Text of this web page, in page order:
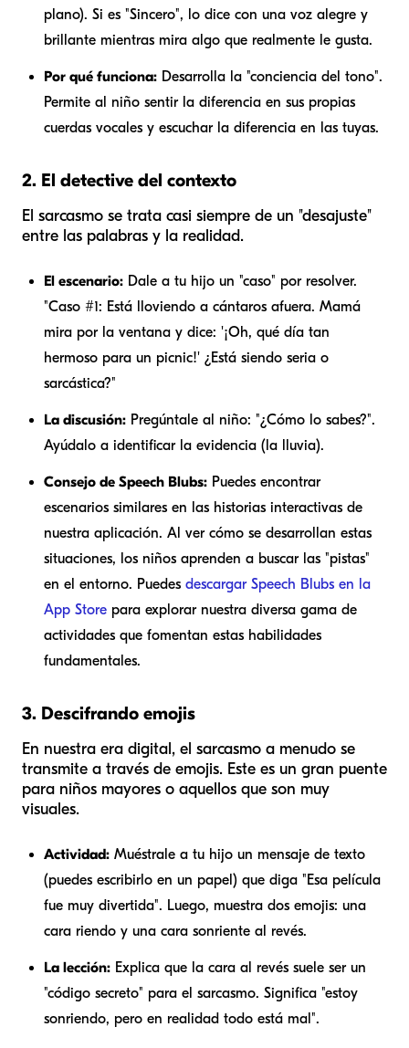
plano). Si es "Sincero", lo dice con una voz alegre y
brillante mientras mira algo que realmente le gusta.
Por qué funciona: Desarrolla la "conciencia del tono".
Permite al niño sentir la diferencia en sus propias
cuerdas vocales y escuchar la diferencia en las tuyas.
2. El detective del contexto
El sarcasmo se trata casi siempre de un "desajuste"
entre las palabras y la realidad.
El escenario: Dale a tu hijo un "caso" por resolver.
"Caso #1: Está lloviendo a cántaros afuera. Mamá
mira por la ventana y dice: '¡Oh, qué día tan
hermoso para un picnic!' ¿Está siendo seria o
sarcástica?"
La discusión: Pregúntale al niño: "¿Cómo lo sabes?".
Ayúdalo a identificar la evidencia (la lluvia).
Consejo de Speech Blubs: Puedes encontrar
escenarios similares en las historias interactivas de
nuestra aplicación. Al ver cómo se desarrollan estas
situaciones, los niños aprenden a buscar las "pistas"
en el entorno. Puedes descargar Speech Blubs en la
App Store para explorar nuestra diversa gama de
actividades que fomentan estas habilidades
fundamentales.
3. Descifrando emojis
En nuestra era digital, el sarcasmo a menudo se
transmite a través de emojis. Este es un gran puente
para niños mayores o aquellos que son muy
visuales.
Actividad: Muéstrale a tu hijo un mensaje de texto
(puedes escribirlo en un papel) que diga "Esa película
fue muy divertida". Luego, muestra dos emojis: una
cara riendo y una cara sonriente al revés.
La lección: Explica que la cara al revés suele ser un
"código secreto" para el sarcasmo. Significa "estoy
sonriendo, pero en realidad todo está mal".